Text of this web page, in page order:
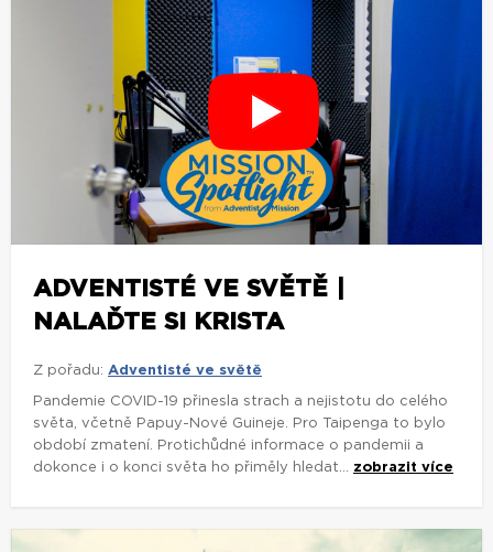
ADVENTISTÉ VE SVĚTĚ |
NALAĎTE SI KRISTA
Z pořadu: Adventisté ve světě
Pandemie COVID-19 přinesla strach a nejistotu do celého
světa, včetně Papuy-Nové Guineje. Pro Taipenga to bylo
období zmatení. Protichůdné informace o pandemii a
dokonce i o konci světa ho přiměly hledat... zobrazit více